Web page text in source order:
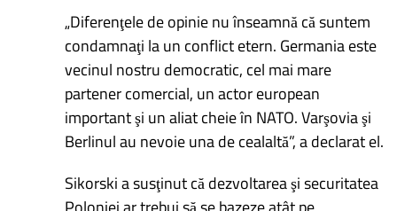
„Diferenţele de opinie nu înseamnă că suntem
condamnaţi la un conflict etern. Germania este
vecinul nostru democratic, cel mai mare
partener comercial, un actor european
important şi un aliat cheie în NATO. Varşovia şi
Berlinul au nevoie una de cealaltă”, a declarat el.
Sikorski a susţinut că dezvoltarea şi securitatea